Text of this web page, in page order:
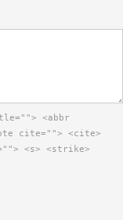
<abbr
cite=""> <cite>
<s> <strike>